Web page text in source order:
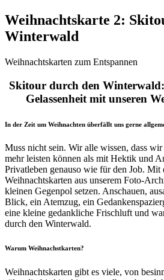
Weihnachtskarte 2:
Winterwald
Weihnachtskarten zum Entspannen
Skitour durch den
Gelassenheit mit unseren
In der Zeit um Weihnachten überfällt uns gerne
Muss nicht sein. Wir alle wissen, dass
mehr leisten können als mit Hektik und
Privatleben genauso wie für den Job. Mit
Weihnachtskarten aus unserem Foto-
kleinen Gegenpol setzen. Anschauen,
Blick, ein Atemzug, ein
eine kleine gedankliche Frischluft und
durch den Winterwald.
Warum Weihnachstkarten?
Weihnachtskarten gibt es viele, von